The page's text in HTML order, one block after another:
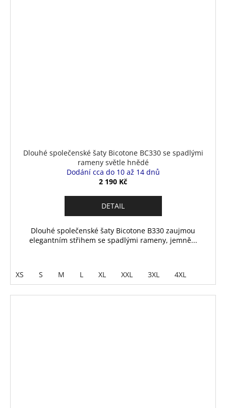
Dlouhé společenské šaty Bicotone BC330 se spadlými
rameny světle hnědé
Dodání cca do 10 až 14 dnů
2 190 Kč
DETAIL
Dlouhé společenské šaty Bicotone B330 zaujmou
elegantním střihem se spadlými rameny, jemně...
XS S M L XL XXL 3XL 4XL